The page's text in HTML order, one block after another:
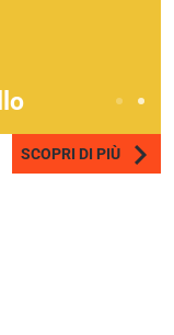
SCOPRI DI PIÙ